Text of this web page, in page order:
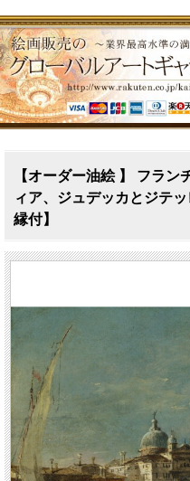
【オーダー油絵 】 フラ
ィア、ジュデッカとジテ
縁付】